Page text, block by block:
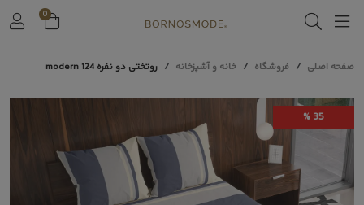
0
صفحه اصلی فروشگاه خانه و آشپزخانه روتختی دو نفره modern 124
35 %